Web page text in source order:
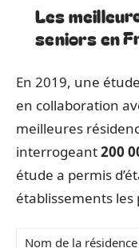
Les
seniors en
En 2019, une
en collaboration
meilleures
interrogeant200
étude a permis
établissements les
Nom de la résidence